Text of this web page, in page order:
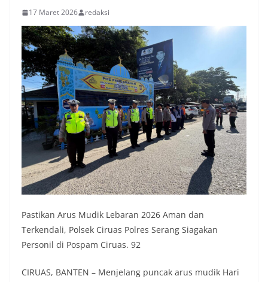
17 Maret 2026 redaksi
Pastikan Arus Mudik Lebaran 2026 Aman dan
Terkendali, Polsek Ciruas Polres Serang Siagakan
Personil di Pospam Ciruas. 92
CIRUAS, BANTEN – Menjelang puncak arus mudik Hari